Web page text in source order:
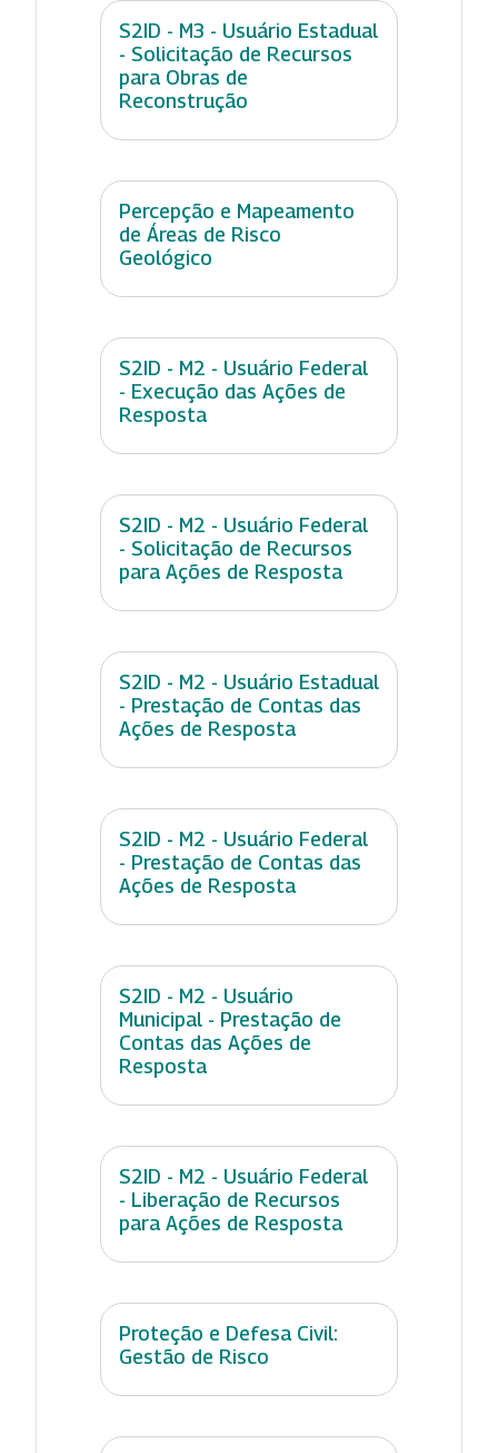
S2ID - M3 - Usuário Estadual
- Solicitação de Recursos
para Obras de
Reconstrução
Percepção e Mapeamento
de Áreas de Risco
Geológico
S2ID - M2 - Usuário Federal
- Execução das Ações de
Resposta
S2ID - M2 - Usuário Federal
- Solicitação de Recursos
para Ações de Resposta
S2ID - M2 - Usuário Estadual
- Prestação de Contas das
Ações de Resposta
S2ID - M2 - Usuário Federal
- Prestação de Contas das
Ações de Resposta
S2ID - M2 - Usuário
Municipal - Prestação de
Contas das Ações de
Resposta
S2ID - M2 - Usuário Federal
- Liberação de Recursos
para Ações de Resposta
Proteção e Defesa Civil:
Gestão de Risco